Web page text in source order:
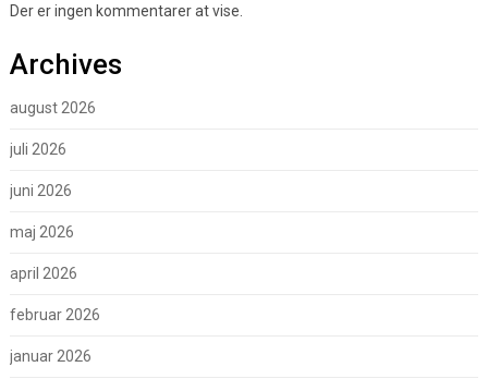
Der er ingen kommentarer at vise.
Archives
august 2026
juli 2026
juni 2026
maj 2026
april 2026
februar 2026
januar 2026